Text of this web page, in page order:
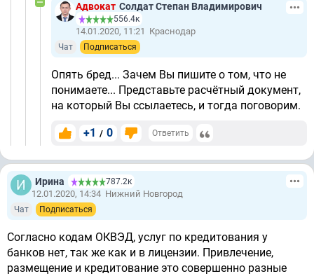
Адвокат Солдат Степан Владимирович
556.4к
14.01.2020, 11:21 Краснодар
Чат Подписаться
Опять бред... Зачем Вы пишите о том, что не
понимаете... Представьте расчётный документ,
на который Вы ссылаетесь, и тогда поговорим.
+1 / 0 Ответить
Ирина 787.2к
12.01.2020, 14:34 Нижний Новгород
Чат Подписаться
Согласно кодам ОКВЭД, услуг по кредитования у
банков нет, так же как и в лицензии. Привлечение,
размещение и кредитование это совершенно разные